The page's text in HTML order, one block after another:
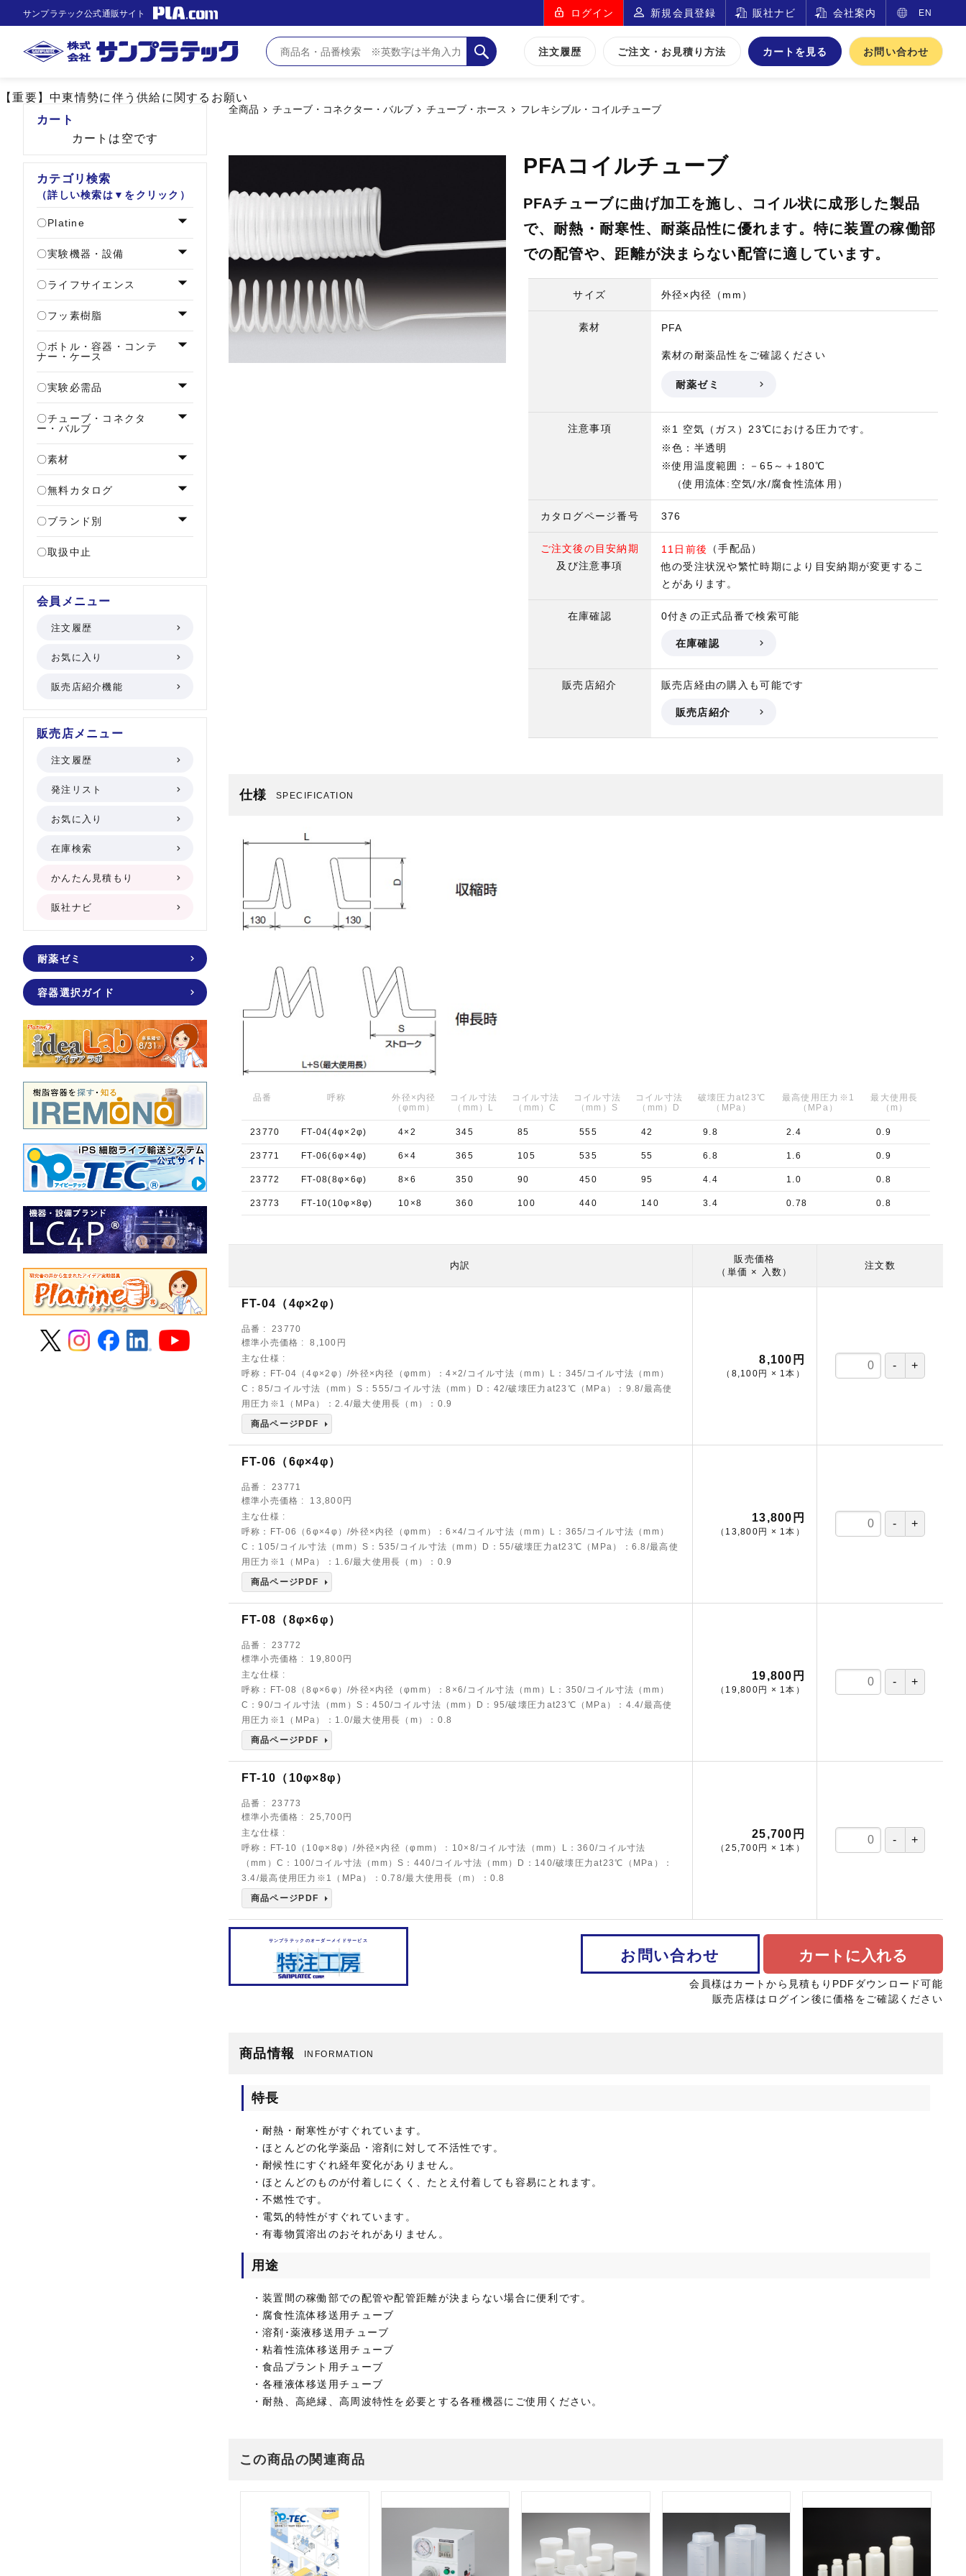
【重要】中東情勢に伴う供給に関するお願い
サンプラテック公式通販サイト ログイン 新規会員登録 販社ナビ 会社案内 EN
注文履歴 ご注文・お見積り方法 カートを見る お問い合わせ
全商品 チューブ・コネクター・バルブ チューブ・ホース フレキシブル・コイルチューブ
PFAコイルチューブ
PFAチューブに曲げ加工を施し、コイル状に成形した製品
で、耐熱・耐寒性、耐薬品性に優れます。特に装置の稼働部
での配管や、距離が決まらない配管に適しています。
サイズ 外径×内径（mm）
素材 PFA
素材の耐薬品性をご確認ください
耐薬ゼミ
注意事項
※1 空気（ガス）23℃における圧力です。
※色：半透明
※使用温度範囲：－65～＋180℃
（使用流体:空気/水/腐食性流体用）
カタログページ番号 376
ご注文後の目安納期
及び注意事項
11日前後
（手配品）
他の受注状況や繁忙時期により目安納期が変更するこ
とがあります。
在庫確認 0付きの正式品番で検索可能
在庫確認
販売店紹介 販売店経由の購入も可能です
販売店紹介
仕様 SPECIFICATION
品番 呼称
外径×内径
（φmm）
コイル寸法
（mm）L
コイル寸法
（mm）C
コイル寸法
（mm）S
コイル寸法
（mm）D
破壊圧力at23℃
（MPa）
最高使用圧力※1
（MPa）
最大使用長
（m）
23770 FT-04(4φ×2φ) 4×2 345 85 555 42 9.8 2.4 0.9
23771 FT-06(6φ×4φ) 6×4 365 105 535 55 6.8 1.6 0.9
23772 FT-08(8φ×6φ) 8×6 350 90 450 95 4.4 1.0 0.8
23773 FT-10(10φ×8φ) 10×8 360 100 440 140 3.4 0.78 0.8
内訳
販売価格
（単価 × 入数）
注文数
FT-04（4φ×2φ）
品番
23770
標準小売価格
8,100円
主な仕様
呼称：FT-04（4φ×2φ）/外径×内径（φmm）：4×2/コイル寸法（mm）L：345/コイル寸法（mm）
C：85/コイル寸法（mm）S：555/コイル寸法（mm）D：42/破壊圧力at23℃（MPa）：9.8/最高使
用圧力※1（MPa）：2.4/最大使用長（m）：0.9
商品ページPDF
8,100円
（ 8,100円 × 1本 ）
FT-06（6φ×4φ）
品番
23771
標準小売価格
13,800円
主な仕様
呼称：FT-06（6φ×4φ）/外径×内径（φmm）：6×4/コイル寸法（mm）L：365/コイル寸法（mm）
C：105/コイル寸法（mm）S：535/コイル寸法（mm）D：55/破壊圧力at23℃（MPa）：6.8/最高使
用圧力※1（MPa）：1.6/最大使用長（m）：0.9
商品ページPDF
13,800円
（ 13,800円 × 1本 ）
FT-08（8φ×6φ）
品番
23772
標準小売価格
19,800円
主な仕様
呼称：FT-08（8φ×6φ）/外径×内径（φmm）：8×6/コイル寸法（mm）L：350/コイル寸法（mm）
C：90/コイル寸法（mm）S：450/コイル寸法（mm）D：95/破壊圧力at23℃（MPa）：4.4/最高使
用圧力※1（MPa）：1.0/最大使用長（m）：0.8
商品ページPDF
19,800円
（ 19,800円 × 1本 ）
FT-10（10φ×8φ）
品番
23773
標準小売価格
25,700円
主な仕様
呼称：FT-10（10φ×8φ）/外径×内径（φmm）：10×8/コイル寸法（mm）L：360/コイル寸法
（mm）C：100/コイル寸法（mm）S：440/コイル寸法（mm）D：140/破壊圧力at23℃（MPa）：
3.4/最高使用圧力※1（MPa）：0.78/最大使用長（m）：0.8
商品ページPDF
25,700円
（25,700円 × 1本 ）
サンプラテックのオーダーメイドサービス
お問い合わせ カートに入れる
会員様はカートから見積もりPDFダウンロード可能
販売店様はログイン後に価格をご確認ください
商品情報 INFORMATION
特長
・耐熱・耐寒性がすぐれています。
・ほとんどの化学薬品・溶剤に対して不活性です。
・耐候性にすぐれ経年変化がありません。
・ほとんどのものが付着しにくく、たとえ付着しても容易にとれます。
・不燃性です。
・電気的特性がすぐれています。
・有毒物質溶出のおそれがありません。
用途
・装置間の稼働部での配管や配管距離が決まらない場合に便利です。
・腐食性流体移送用チューブ
・溶剤･薬液移送用チューブ
・粘着性流体移送用チューブ
・食品プラント用チューブ
・各種液体移送用チューブ
・耐熱、高絶縁、高周波特性を必要とする各種機器にご使用ください。
この商品の関連商品
カート
カートは空です
カテゴリ検索
（詳しい検索は▼をクリック）
Platine
実験機器・設備
ライフサイエンス
フッ素樹脂
ボトル・容器・コンテ
ナー・ケース
実験必需品
チューブ・コネクタ
ー・バルブ
素材
無料カタログ
ブランド別
取扱中止
会員メニュー
注文履歴
お気に入り
販売店紹介機能
販売店メニュー
注文履歴
発注リスト
お気に入り
在庫検索
かんたん見積もり
販社ナビ
耐薬ゼミ
容器選択ガイド